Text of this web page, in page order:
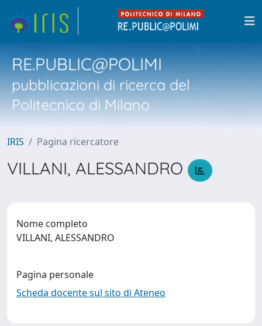
RE.PUBLIC@POLIMI
pubblicazioni di ricerca del
Politecnico di Milano
IRIS Pagina ricercatore
VILLANI, ALESSANDRO
Nome completo
VILLANI, ALESSANDRO
Pagina personale
Scheda docente sul sito di Ateneo